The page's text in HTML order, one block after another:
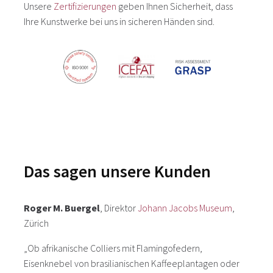
Unsere Zertifizierungen geben Ihnen Sicherheit, dass
Ihre Kunstwerke bei uns in sicheren Händen sind.
Das sagen unsere Kunden
Roger M. Buergel , DirektorJohann Jacobs Museum
Zürich
„Ob afrikanische Colliers mit Flamingofedern,
Eisenknebel von brasilianischen Kaffeeplantagen oder